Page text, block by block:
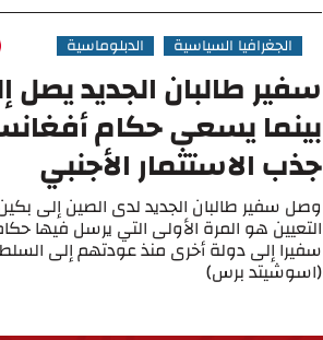
الجغرافيا السياسية الدبلوماسية
سفير طالبان الجديد يصل
بينما يسعى حكام
جذب الاستثمار الأجنبي
وصل سفير طالبان الجديد لدى الصين إلى
التعيين هو المرة الأولى التي يرسل فيها
سفيرا إلى دولة أخرى منذ عودتهم إلى
(اسوشيتد برس)